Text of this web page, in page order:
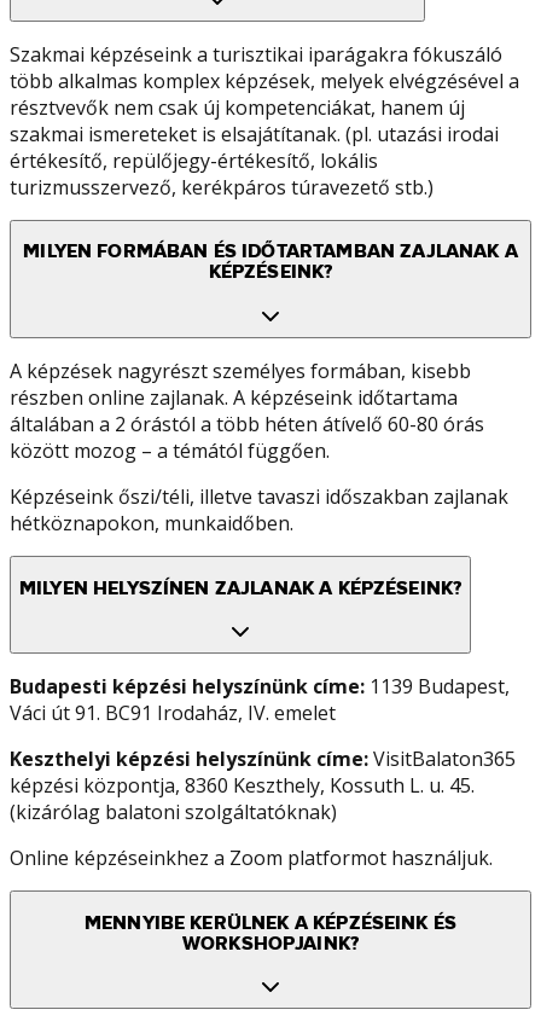
Szakmai képzéseink a turisztikai iparágakra fókuszáló
több alkalmas komplex képzések, melyek elvégzésével a
résztvevők nem csak új kompetenciákat, hanem új
szakmai ismereteket is elsajátítanak. (pl. utazási irodai
értékesítő, repülőjegy-értékesítő, lokális
turizmusszervező, kerékpáros túravezető stb.)
MILYEN FORMÁBAN ÉS IDŐTARTAMBAN ZAJLANAK A
KÉPZÉSEINK?
A képzések nagyrészt személyes formában, kisebb
részben online zajlanak. A képzéseink időtartama
általában a 2 órástól a több héten átívelő 60-80 órás
között mozog – a témától függően.
Képzéseink őszi/téli, illetve tavaszi időszakban zajlanak
hétköznapokon, munkaidőben.
MILYEN HELYSZÍNEN ZAJLANAK A KÉPZÉSEINK?
Budapesti képzési helyszínünk címe: 1139 Budapest,
Váci út 91. BC91 Irodaház, IV. emelet
Keszthelyi képzési helyszínünk címe:VisitBalaton365
képzési központja, 8360 Keszthely, Kossuth L. u. 45.
(kizárólag balatoni szolgáltatóknak)
Online képzéseinkhez a Zoom platformot használjuk.
MENNYIBE KERÜLNEK A KÉPZÉSEINK ÉS
WORKSHOPJAINK?